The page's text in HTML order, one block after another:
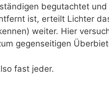
begutachtet
ist, erteilt Lichter
weiter. Hier
gegenseitigen
fast jeder.